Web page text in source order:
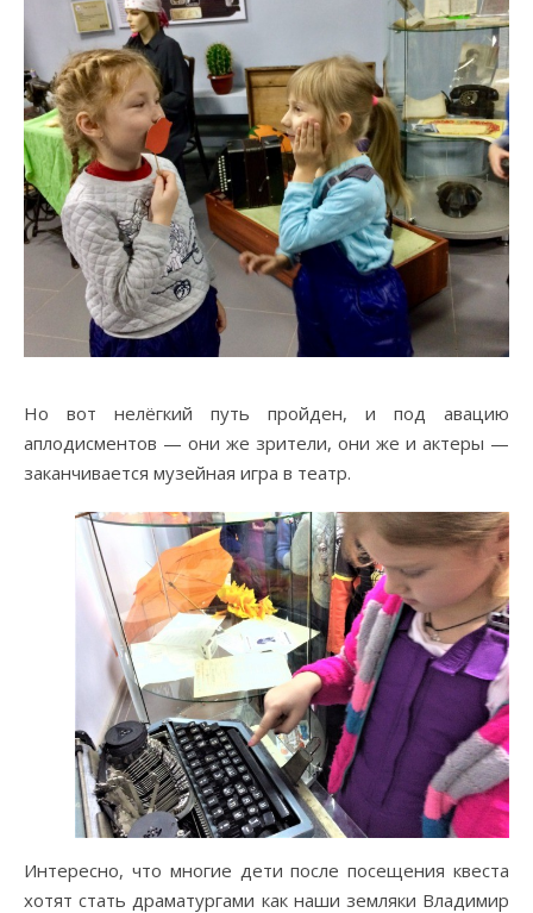
Но вот нелёгкий путь пройден, и под авацию
аплодисментов — они же зрители, они же и актеры —
заканчивается музейная игра в театр.
Интересно, что многие дети после посещения квеста
хотят стать драматургами как наши земляки Владимир